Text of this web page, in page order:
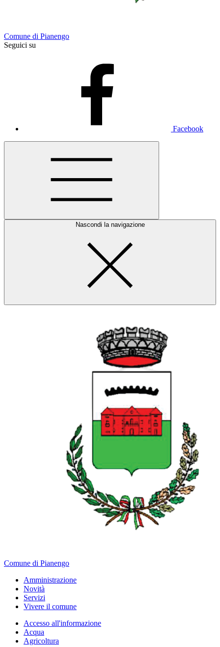
Comune di Pianengo
Seguici su
Facebook
Nascondi la navigazione
Comune di Pianengo
Amministrazione
Novità
Servizi
Vivere il comune
Accesso all'informazione
Acqua
Agricoltura